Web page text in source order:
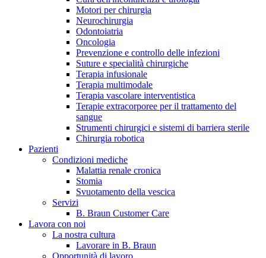
Catalogo prodotti
Trova il prodotto che stai cercando. Visita il catalogo B.
Braun con il nostro portfolio completo.
Hai domande o richieste? Scrivici per entrare subito in
contatto con un nostro referente.
B. Braun in Italia
Motori per chirurgia
Neurochirurgia
Odontoiatria
Oncologia
Prevenzione e controllo delle infezioni
Suture e specialità chirurgiche
Terapia infusionale
Terapia multimodale
Terapia vascolare interventistica
Terapie extracorporee per il trattamento del
sangue
Strumenti chirurgici e sistemi di barriera sterile
Chirurgia robotica
Pazienti
Condizioni mediche
Malattia renale cronica
Stomia
Svuotamento della vescica
Servizi
B. Braun Customer Care
Lavora con noi
La nostra cultura
Lavorare in B. Braun
Opportunità di lavoro